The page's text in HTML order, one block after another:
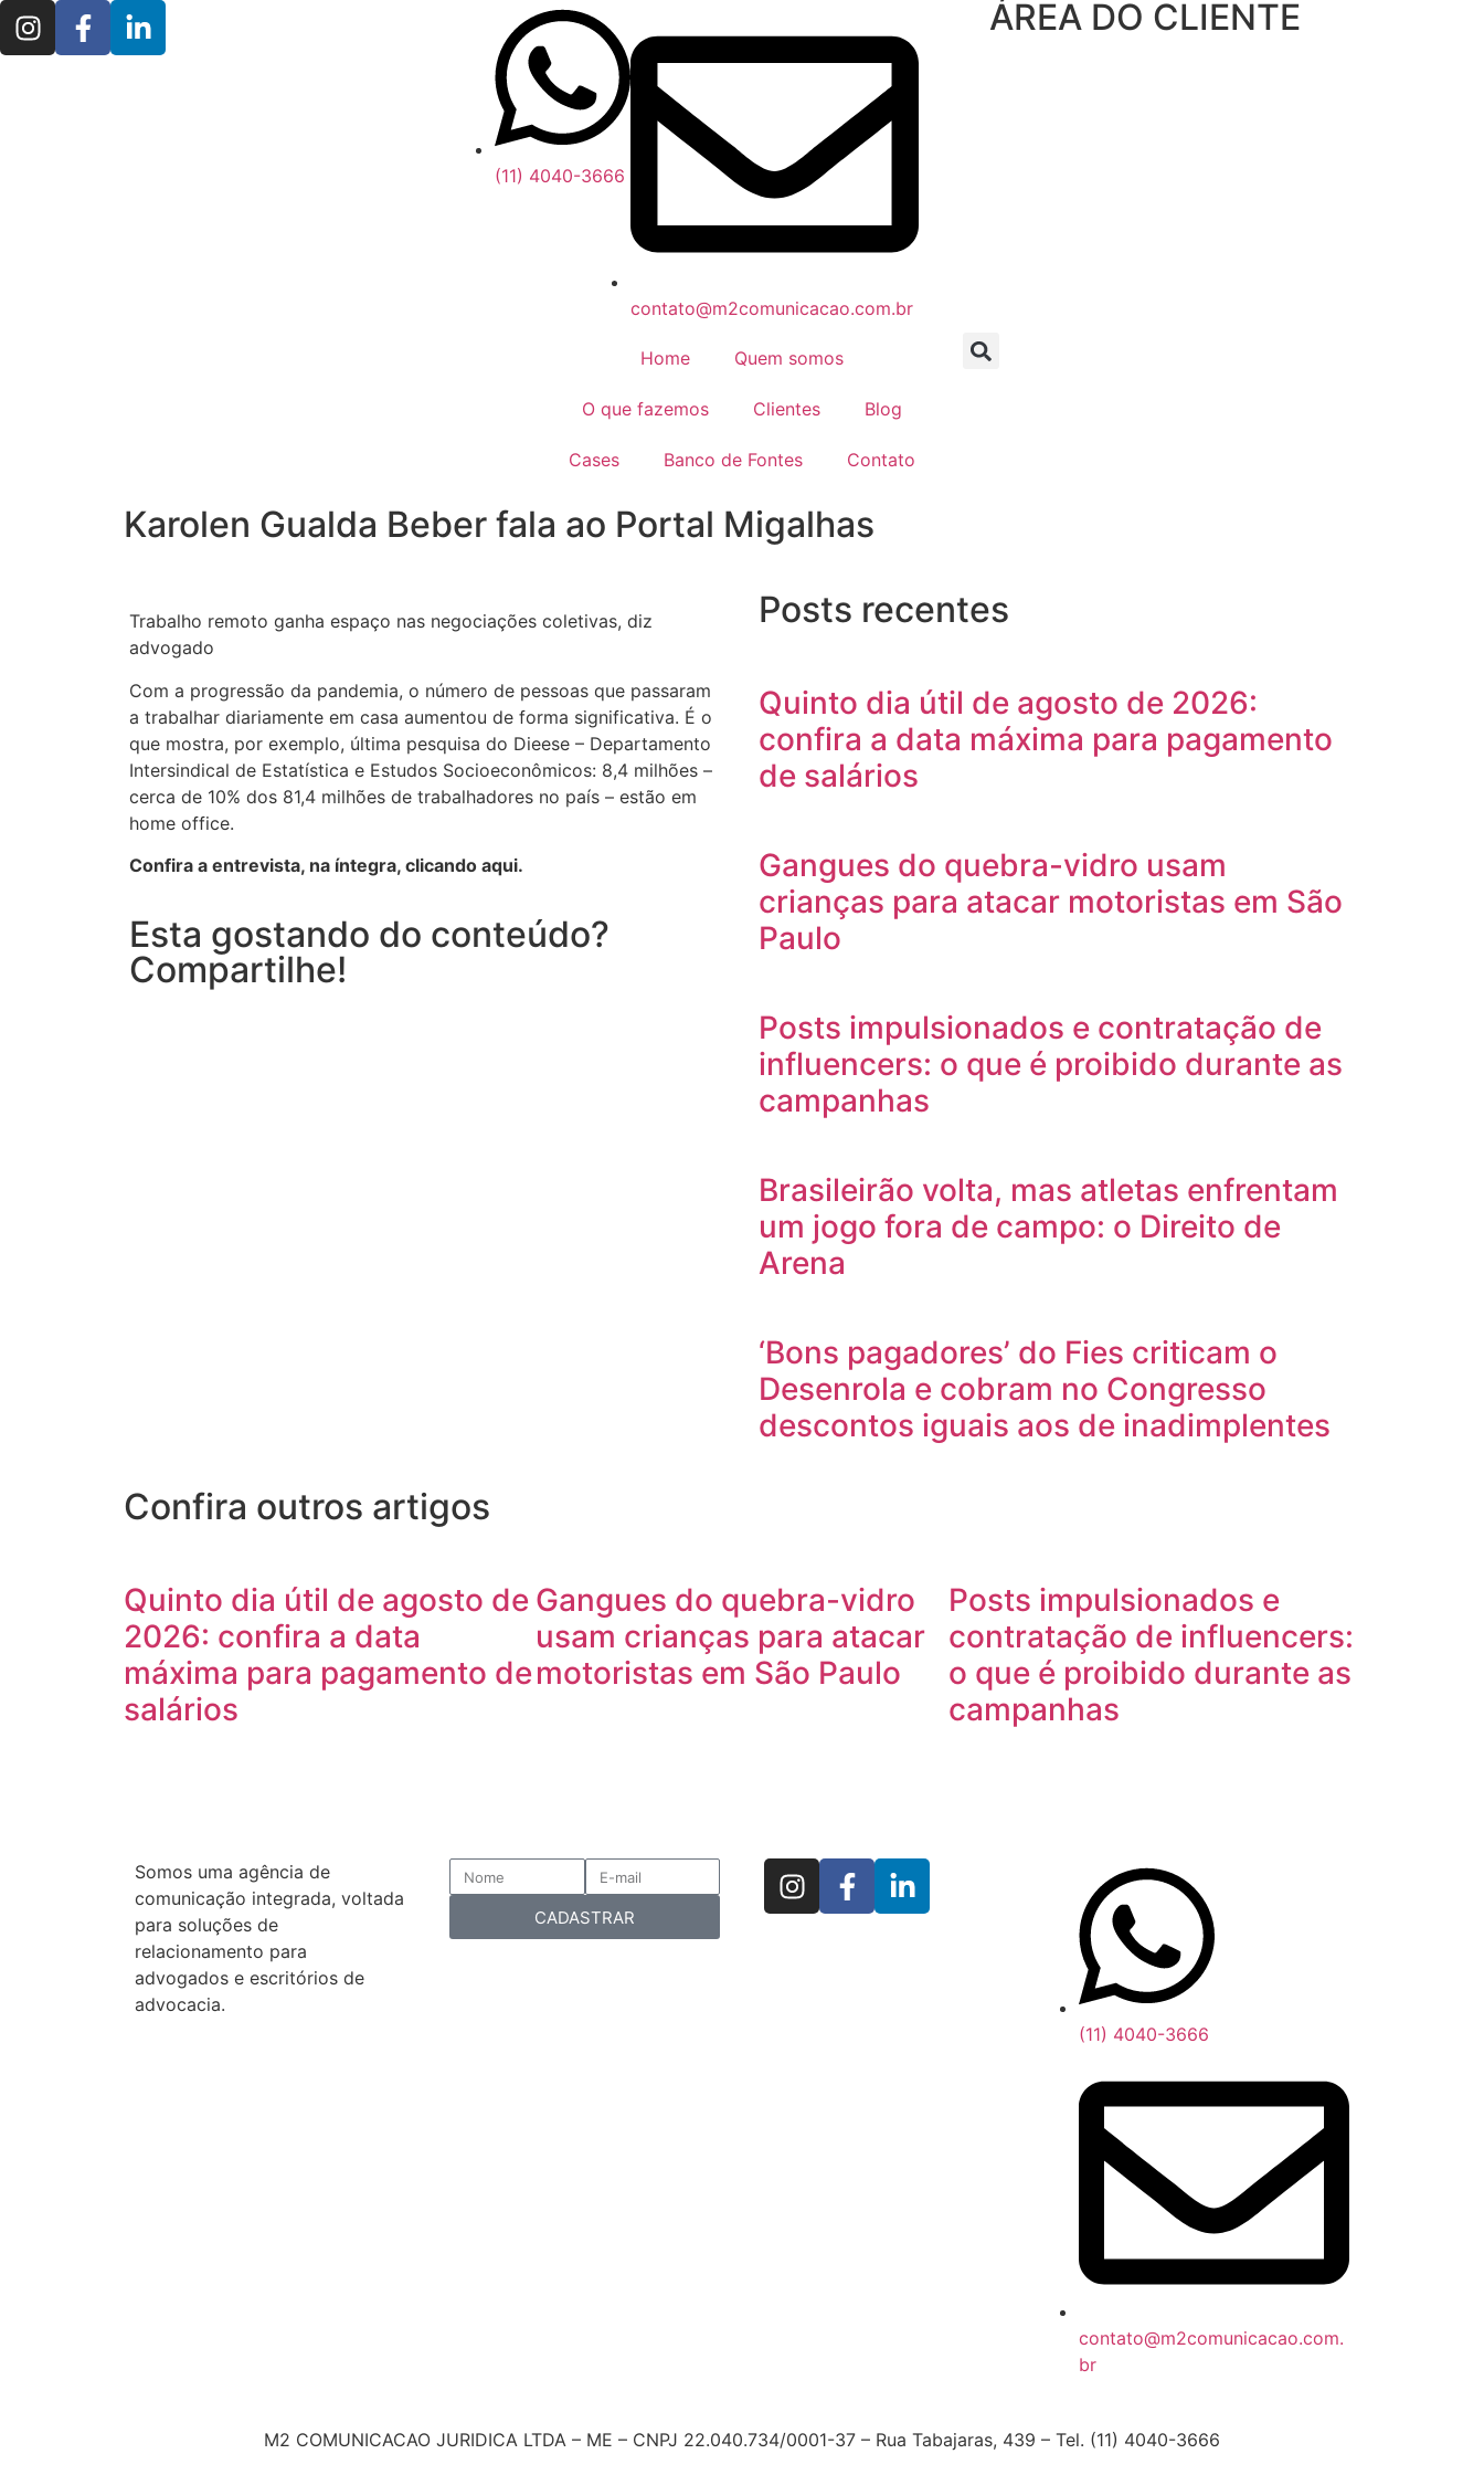
(11) 4040-3666
contato@m2comunicacao.com.br
ÁREA DO CLIENTE
Home Quem somos
O que fazemos Clientes Blog
Cases Banco de Fontes Contato
Karolen Gualda Beber fala ao Portal Migalhas
Trabalho remoto ganha espaço nas negociações coletivas, diz
advogado
Com a progressão da pandemia, o número de pessoas que passaram
a trabalhar diariamente em casa aumentou de forma significativa. É o
que mostra, por exemplo, última pesquisa do Dieese – Departamento
Intersindical de Estatística e Estudos Socioeconômicos: 8,4 milhões –
cerca de 10% dos 81,4 milhões de trabalhadores no país – estão em
home office.
Confira a entrevista, na íntegra, clicando aqui.
Esta gostando do conteúdo?
Compartilhe!
Posts recentes
Quinto dia útil de agosto de 2026:
confira a data máxima para pagamento
de salários
Gangues do quebra-vidro usam
crianças para atacar motoristas em São
Paulo
Posts impulsionados e contratação de
influencers: o que é proibido durante as
campanhas
Brasileirão volta, mas atletas enfrentam
um jogo fora de campo: o Direito de
Arena
‘Bons pagadores’ do Fies criticam o
Desenrola e cobram no Congresso
descontos iguais aos de inadimplentes
Confira outros artigos
Quinto dia útil de agosto de
2026: confira a data
máxima para pagamento de
salários
Gangues do quebra-vidro
usam crianças para atacar
motoristas em São Paulo
Posts impulsionados e
contratação de influencers:
o que é proibido durante as
campanhas
Somos uma agência de
comunicação integrada, voltada
para soluções de
relacionamento para
advogados e escritórios de
advocacia.
CADASTRAR
(11) 4040-3666
contato@m2comunicacao.com.
br
M2 COMUNICACAO JURIDICA LTDA – ME – CNPJ 22.040.734/0001-37 – Rua Tabajaras, 439 – Tel. (11) 4040-3666